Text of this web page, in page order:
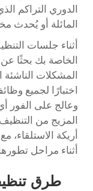
الدوري التراكم
المائلة أو يُحدث
أثناء جلسات
الخاصة بك بحثًا عن
المشكلات الناشئة
اختبارًا لجميع
وعالج على الفور
المزيج من
أريكة الاستلقاء،
أثناء مراحل
طرق